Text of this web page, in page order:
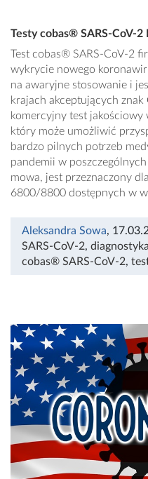
Testy cobas® SARS-CoV-
Test cobas® SARS-CoV-2
wykrycie nowego
na awaryjne stosowanie i
krajach akceptujących
komercyjny test jakościowy
który może umożliwić
bardzo pilnych potrzeb
pandemii w
mowa, jest przeznaczony
6800/8800 dostępnych w
Aleksandra Sowa,
SARS-CoV-2,
cobas® SARS-CoV-2,